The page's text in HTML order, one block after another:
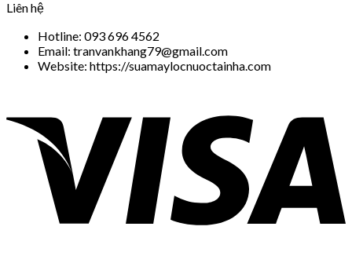
Liên hệ
Hotline: 093 696 4562
Email: tranvankhang79@gmail.com
Website: https://suamaylocnuoctainha.com